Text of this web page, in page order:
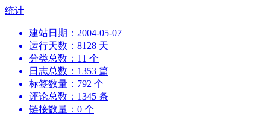
跳
统计
建站日期：2004-05-07
运行天数：8128 天
分类总数：11 个
日志总数：1353 篇
标签数量：792 个
评论总数：1345 条
链接数量：0 个